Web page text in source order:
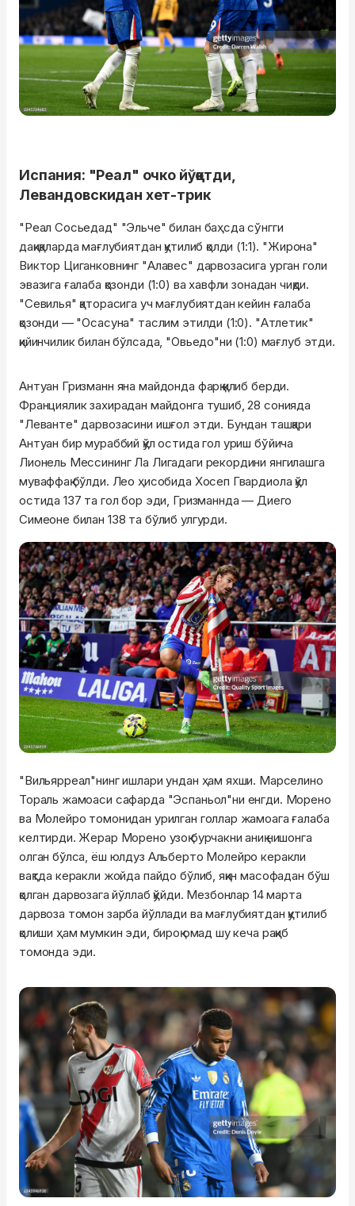
Испания: "Реал" очко йўқотди,
Левандовскидан хет-трик
"Реал Сосьедад" "Эльче" билан баҳсда сўнгги
дақиқаларда мағлубиятдан қутилиб қолди (1:1). "Жирона"
Виктор Циганковнинг "Алавес" дарвозасига урган голи
эвазига ғалаба қозонди (1:0) ва хавфли зонадан чиқди.
"Севилья" қаторасига уч мағлубиятдан кейин ғалаба
қозонди — "Осасуна" таслим этилди (1:0). "Атлетик"
қийинчилик билан бўлсада, "Овьедо"ни (1:0) мағлуб этди.
Антуан Гризманн яна майдонда фарқ қилиб берди.
Франциялик захирадан майдонга тушиб, 28 сонияда
"Леванте" дарвозасини ишғол этди. Бундан ташқари
Антуан бир мураббий қўл остида гол уриш бўйича
Лионель Мессининг Ла Лигадаги рекордини янгилашга
муваффақ бўлди. Лео ҳисобида Хосеп Гвардиола қўл
остида 137 та гол бор эди, Гризманнда — Диего
Симеоне билан 138 та бўлиб улгурди.
"Вильярреал"нинг ишлари ундан ҳам яхши. Марселино
Тораль жамоаси сафарда "Эспаньол"ни енгди. Морено
ва Молейро томонидан урилган голлар жамоага ғалаба
келтирди. Жерар Морено узоқ бурчакни аниқ нишонга
олган бўлса, ёш юлдуз Альберто Молейро керакли
вақтда керакли жойда пайдо бўлиб, яқин масофадан бўш
қолган дарвозага йўллаб қўйди. Мезбонлар 14 марта
дарвоза томон зарба йўллади ва мағлубиятдан қутилиб
қолиши ҳам мумкин эди, бироқ омад шу кеча рақиб
томонда эди.